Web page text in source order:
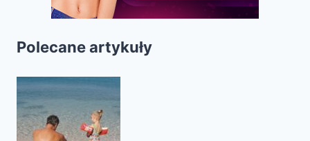
Polecane artykuły